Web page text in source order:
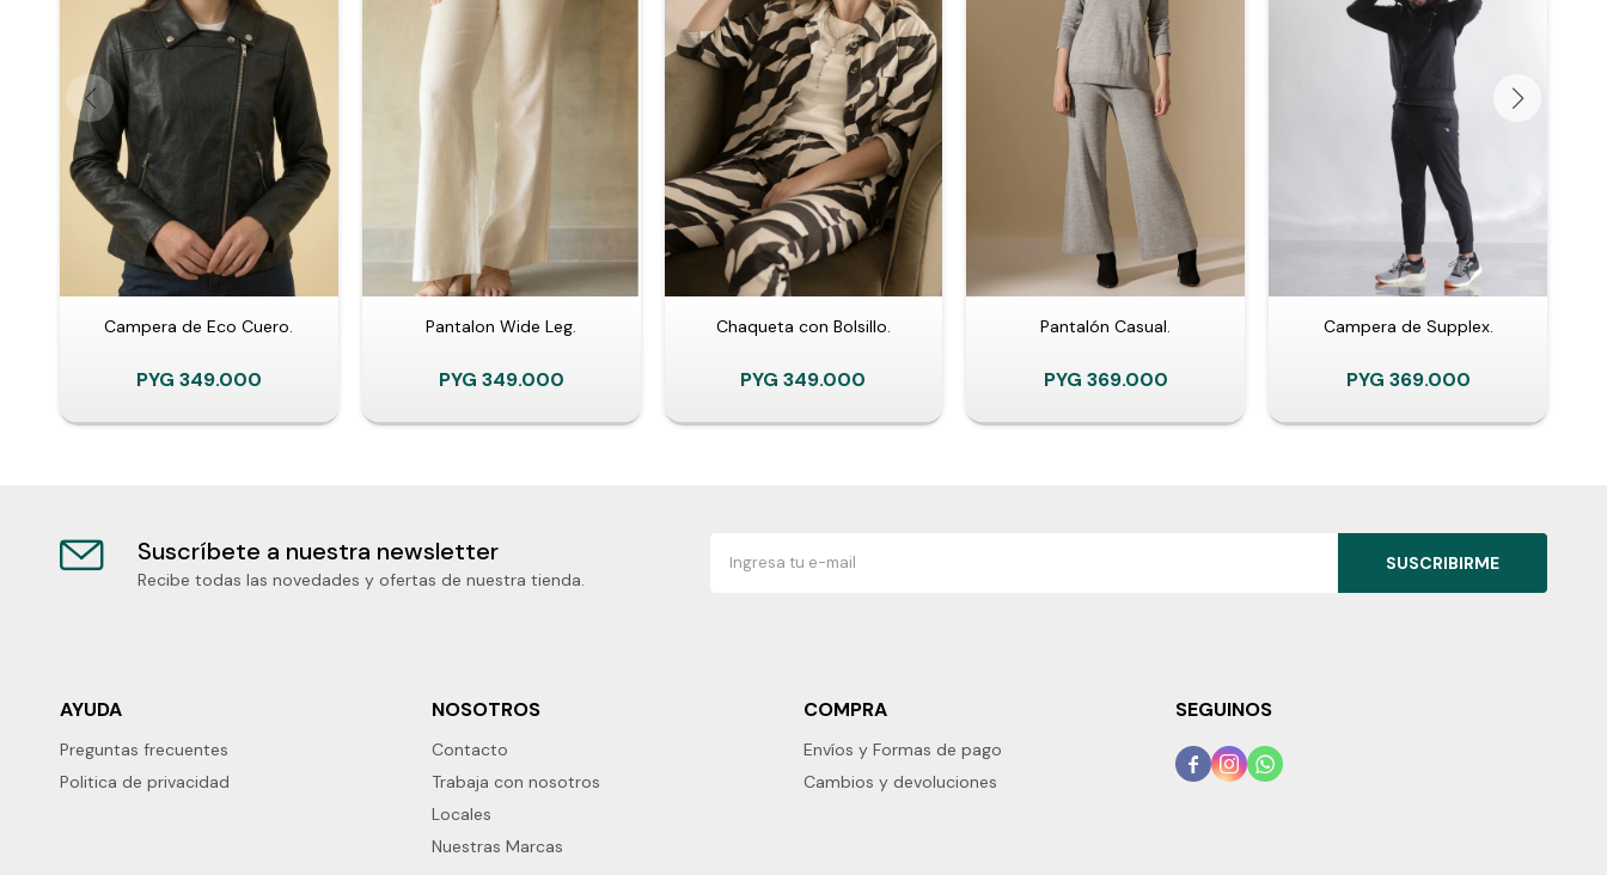
Campera de Eco Cuero.
PYG 349.000
Pantalon Wide Leg.
PYG 349.000
Chaqueta con Bolsillo.
PYG 349.000
Pantalón Casual.
PYG 369.000
Campera de Supplex.
PYG 369.000
Suscríbete a nuestra newsletter
Recibe todas las novedades y ofertas de nuestra tienda.
SUSCRIBIRME
AYUDA
Preguntas frecuentes
Politica de privacidad
NOSOTROS
Contacto
Trabaja con nosotros
Locales
Nuestras Marcas
COMPRA
Envíos y Formas de pago
Cambios y devoluciones
SEGUINOS
  